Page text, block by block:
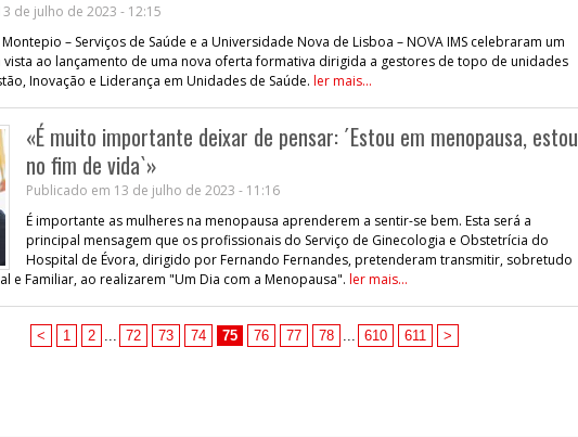
de julho de 2023 - 12:15
– Serviços de Saúde e a Universidade Nova de Lisboa – NOVA IMS celebraram um
ao lançamento de uma nova oferta formativa dirigida a gestores de topo de unidades
Inovação e Liderança em Unidades de Saúde. ler mais...
«É muito importante deixar de pensar: ´Estou em menopausa, estou
no fim de vida`»
Publicado em 13 de julho de 2023 - 11:16
É importante as mulheres na menopausa aprenderem a sentir-se bem. Esta será a
principal mensagem que os profissionais do Serviço de Ginecologia e Obstetrícia do
Hospital de Évora, dirigido por Fernando Fernandes, pretenderam transmitir, sobretudo
e Familiar, ao realizarem "Um Dia com a Menopausa". ler mais...
< 1 2 72 73 74 75 76 77 78 610 611 >